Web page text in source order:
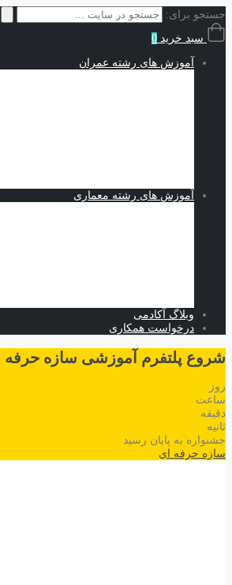
جستجو برای:
سبد خرید 0
آموزش های رشته عمران
آموزش های رشته معماری
وبلاگ آکادمی
درخواست همکاری
شروع پلتفرم آموزشی سازه حرفه
روز
ساعت
دقیقه
ثانیه
جشنواره به پایان رسید
سازه حرفه ای